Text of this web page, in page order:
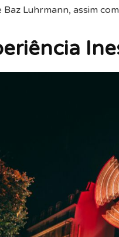
Baz Luhrmann, assim